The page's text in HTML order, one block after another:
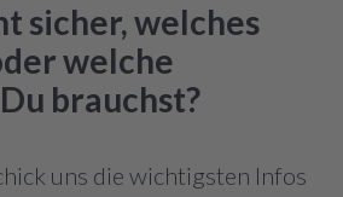
sicher, welches
welche
brauchst?
uns die wichtigsten Infos